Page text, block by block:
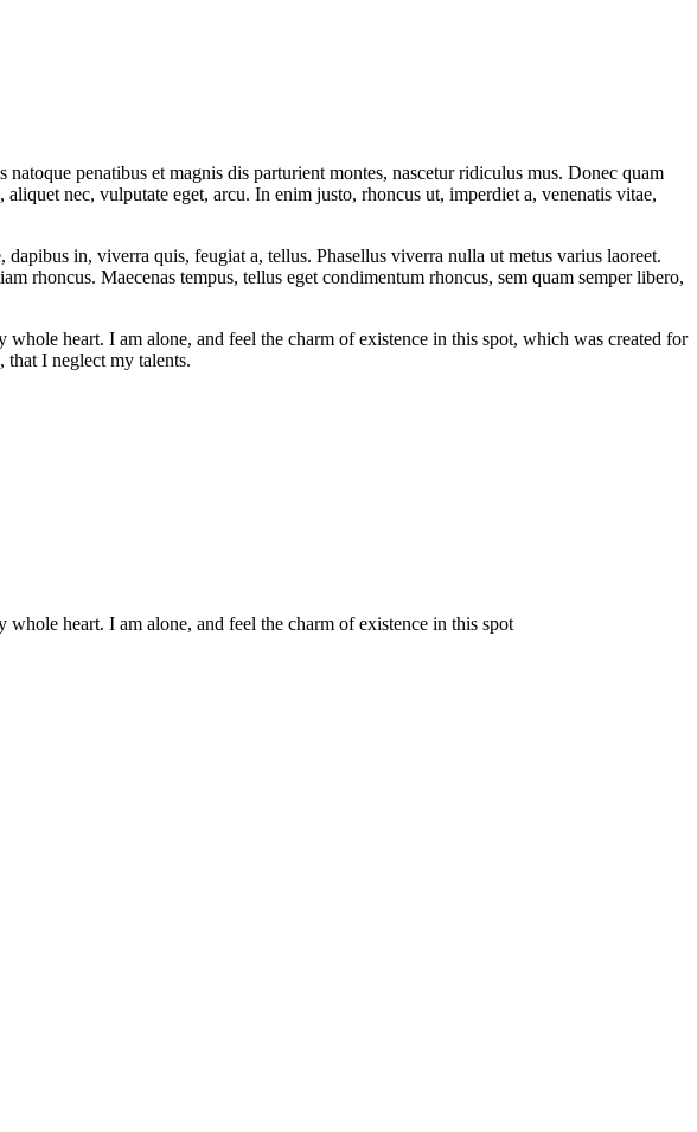
penatibus et magnis dis parturient montes, nascetur ridiculus mus. Donec quam
nec, vulputate eget, arcu. In enim justo, rhoncus ut, imperdiet a, venenatis vitae,
in, viverra quis, feugiat a, tellus. Phasellus viverra nulla ut metus varius laoreet.
rhoncus. Maecenas tempus, tellus eget condimentum rhoncus, sem quam semper libero,
heart. I am alone, and feel the charm of existence in this spot, which was created for
that I neglect my talents.
heart. I am alone, and feel the charm of existence in this spot